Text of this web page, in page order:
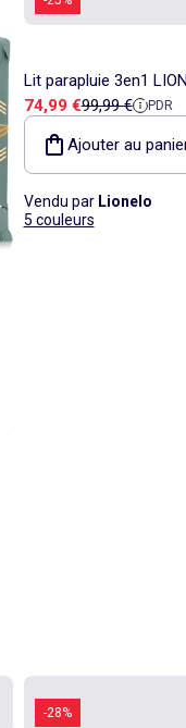
Lit parapluie 3en1
Matelas haute
Prix de vente
74,99 €Prix de
99,99 € PDR
Ajouter au
Vendu par Lionelo
5 couleurs
-28%